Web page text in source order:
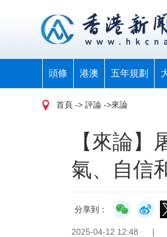
頭條 港澳 五年規劃
首頁 -> 評論 ->來論
【來論】
氣、自信
分享到：
2025-04-12 12:48 |